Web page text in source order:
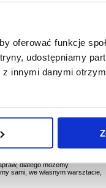
oferować funkcje
udostępniamy
innymi danymi
Honor 8, Honor 5c, Honor 7 lite
dlatego możemy
sami, we własnym warsztacie,